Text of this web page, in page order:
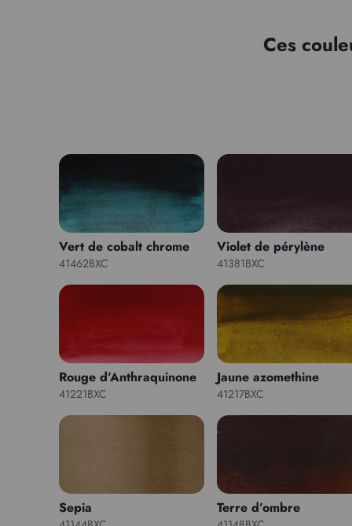
Ces
Vert de cobalt chrome
41462BXC
Violet de pérylène
41381BXC
Rouge d’Anthraquinone
41221BXC
Jaune azomethine
41217BXC
Sepia Terre d’ombre